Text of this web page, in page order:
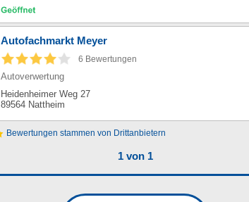
Autofachmarkt Meyer
6 Bewertungen
Autoverwertung
Heidenheimer Weg 27
89564 Nattheim
Bewertungen stammen von Drittanbietern
1 von 1